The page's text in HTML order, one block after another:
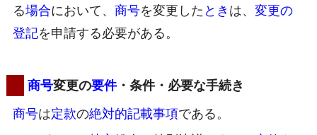
る場合において、 商号を変更した とき は、 変更の
登記を申請する必要がある。
商号変更の要件・条件・必要な手続き
商号は定款の絶対的記載事項である。